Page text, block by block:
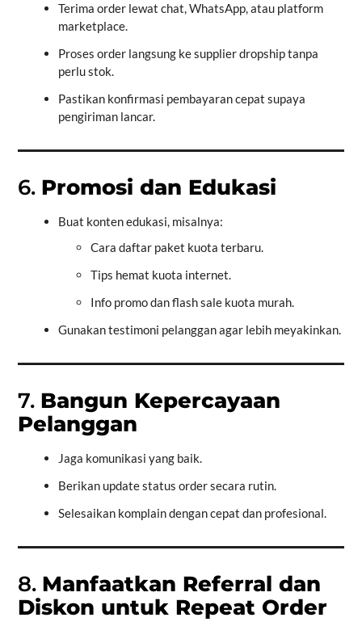
Terima order lewat chat, WhatsApp, atau platform
marketplace.
Proses order langsung ke supplier dropship tanpa
perlu stok.
Pastikan konfirmasi pembayaran cepat supaya
pengiriman lancar.
6. Promosi dan Edukasi
Buat konten edukasi, misalnya:
Cara daftar paket kuota terbaru.
Tips hemat kuota internet.
Info promo dan flash sale kuota murah.
Gunakan testimoni pelanggan agar lebih meyakinkan.
7. Bangun Kepercayaan
Pelanggan
Jaga komunikasi yang baik.
Berikan update status order secara rutin.
Selesaikan komplain dengan cepat dan profesional.
8. Manfaatkan Referral dan
Diskon untuk Repeat Order